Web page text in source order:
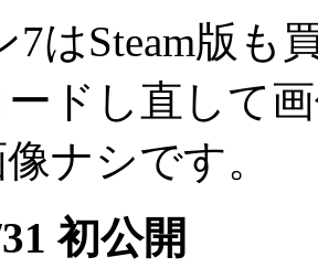
7はSteam版も
ドし直して
ナシです。
初公開